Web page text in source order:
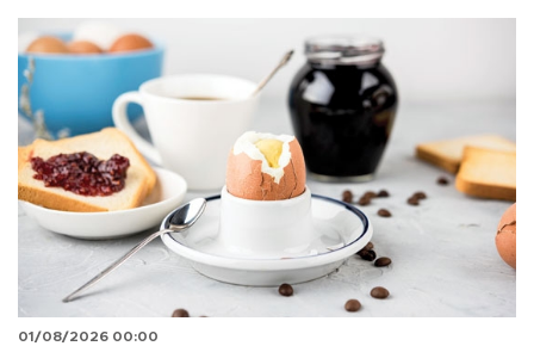
01/08/2026 00:00